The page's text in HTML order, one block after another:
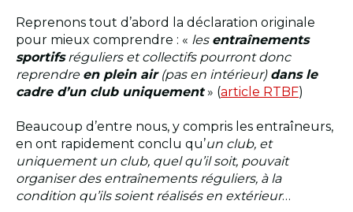
Reprenons tout d’abord la déclaration originale
pour mieux comprendre : « les entraînements
sportifsréguliers et collectifs pourront donc
reprendre en plein air(pas en intérieur) dans le
cadre d’un club uniquement» (article RTBF)
Beaucoup d’entre nous, y compris les entraîneurs,
en ont rapidement conclu qu’un club, et
uniquement un club, quel qu’il soit, pouvait
organiser des entraînements réguliers, à la
condition qu’ils soient réalisés en extérieur…